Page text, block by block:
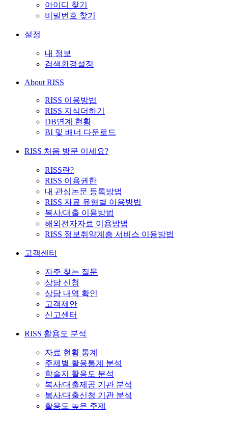
아이디 찾기
비밀번호 찾기
설정
내 정보
검색환경설정
About RISS
RISS 이용방법
RISS 지식더하기
DB연계 현황
BI 및 배너 다운로드
RISS 처음 방문 이세요?
RISS란?
RISS 이용권한
내 관심논문 등록방법
RISS 자료 유형별 이용방법
복사/대출 이용방법
해외전자자료 이용방법
RISS 정보취약계층 서비스 이용방법
고객센터
자주 찾는 질문
상담 신청
상담 내역 확인
고객제안
신고센터
RISS 활용도 분석
자료 현황 통계
주제별 활용통계 분석
학술지 활용도 분석
복사/대출제공 기관 분석
복사/대출신청 기관 분석
활용도 높은 주제